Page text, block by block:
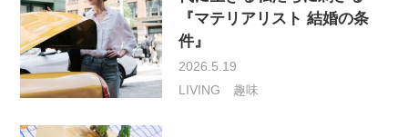
『マテリアリスト 結婚の条
件』
2026.5.19
LIVING
趣味